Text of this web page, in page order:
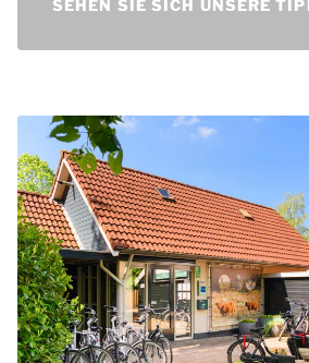
SEHEN SIE SICH UNSERE